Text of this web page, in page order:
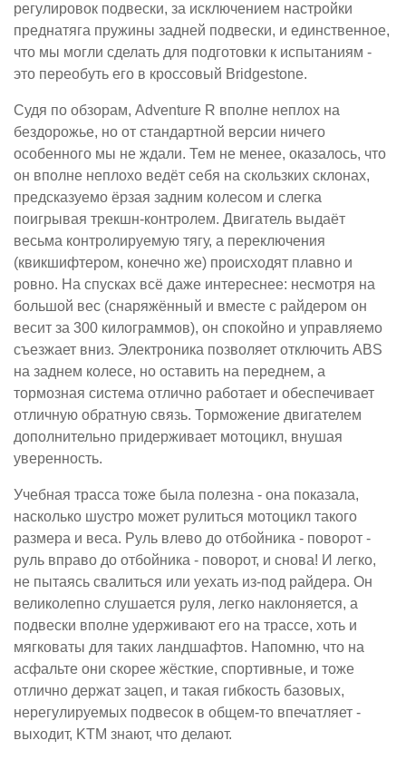
регулировок подвески, за исключением настройки
преднатяга пружины задней подвески, и единственное,
что мы могли сделать для подготовки к испытаниям -
это переобуть его в кроссовый Bridgestone.
Судя по обзорам, Adventure R вполне неплох на
бездорожье, но от стандартной версии ничего
особенного мы не ждали. Тем не менее, оказалось, что
он вполне неплохо ведёт себя на скользких склонах,
предсказуемо ёрзая задним колесом и слегка
поигрывая трекшн-контролем. Двигатель выдаёт
весьма контролируемую тягу, а переключения
(квикшифтером, конечно же) происходят плавно и
ровно. На спусках всё даже интереснее: несмотря на
большой вес (снаряжённый и вместе с райдером он
весит за 300 килограммов), он спокойно и управляемо
съезжает вниз. Электроника позволяет отключить ABS
на заднем колесе, но оставить на переднем, а
тормозная система отлично работает и обеспечивает
отличную обратную связь. Торможение двигателем
дополнительно придерживает мотоцикл, внушая
уверенность.
Учебная трасса тоже была полезна - она показала,
насколько шустро может рулиться мотоцикл такого
размера и веса. Руль влево до отбойника - поворот -
руль вправо до отбойника - поворот, и снова! И легко,
не пытаясь свалиться или уехать из-под райдера. Он
великолепно слушается руля, легко наклоняется, а
подвески вполне удерживают его на трассе, хоть и
мягковаты для таких ландшафтов. Напомню, что на
асфальте они скорее жёсткие, спортивные, и тоже
отлично держат зацеп, и такая гибкость базовых,
нерегулируемых подвесок в общем-то впечатляет -
выходит, KTM знают, что делают.